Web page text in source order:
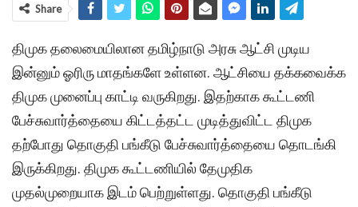
Share
திமுக தலைமையிலான தமிழ்நாடு அரசு ஆட்சி முடிய
இன்னும் ஓரிரு மாதங்களே உள்ளன. ஆட்சியை தக்கவைக்க
திமுக முனைப்பு காட்டி வருகிறது. இதற்காக கூட்டணி
பேச்சுவார்த்தையை கிட்டத்தட்ட முடித்துவிட்ட திமுக
தற்போது தொகுதி பங்கீடு பேச்சுவார்த்தையை தொடங்கி
இருக்கிறது. திமுக கூட்டணியில் தேமுதிக
முதல்முறையாக இடம் பெற்றுள்ளது. தொகுதி பங்கீடு